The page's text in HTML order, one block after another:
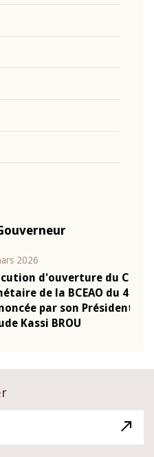
Comité de Politique
4 mars 2026,
Monsieur Jean-